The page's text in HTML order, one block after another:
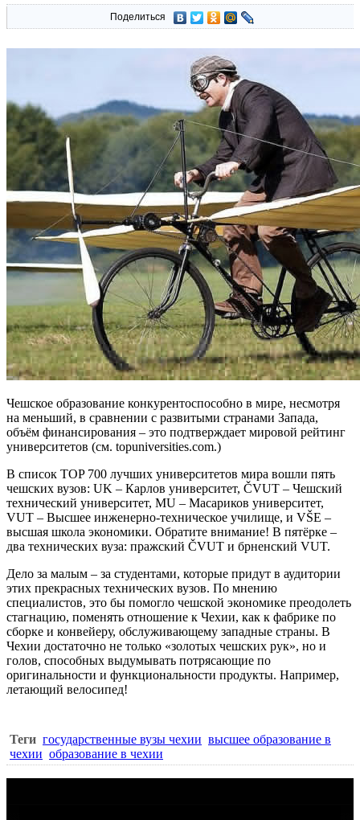
Поделиться
Чешское образование конкурентоспособно в мире, несмотря
на меньший, в сравнении с развитыми странами Запада,
объём финансирования – это подтверждает мировой рейтинг
университетов (см. topuniversities.com.)
В список TOP 700 лучших университетов мира вошли пять
чешских вузов: UK – Карлов университет, ČVUT – Чешский
технический университет, MU – Масариков университет,
VUT – Высшее инженерно-техническое училище, и VŠE –
высшая школа экономики. Обратите внимание! В пятёрке –
два технических вуза: пражский ČVUT и брненский VUT.
Дело за малым – за студентами, которые придут в аудитории
этих прекрасных технических вузов. По мнению
специалистов, это бы помогло чешской экономике преодолеть
стагнацию, поменять отношение к Чехии, как к фабрике по
сборке и конвейеру, обслуживающему западные страны. В
Чехии достаточно не только «золотых чешских рук», но и
голов, способных выдумывать потрясающие по
оригинальности и функциональности продукты. Например,
летающий велосипед!
Теги государственные вузы чехии высшее образование в
чехии образование в чехии